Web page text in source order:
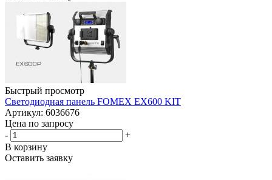
Быстрый просмотр
Светодиодная панель FOMEX EX600 KIT
Артикул: 6036676
Цена по запросу
-
+
В корзину
Оставить заявку